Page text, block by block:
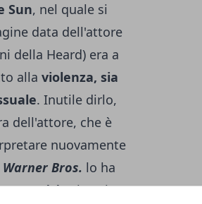
Sun, nel quale si
data dell'attore
della Heard) era a
alla violenza, sia
. Inutile dirlo,
dell'attore, che è
nuovamente
Warner Bros. lo ha
.Si capisce